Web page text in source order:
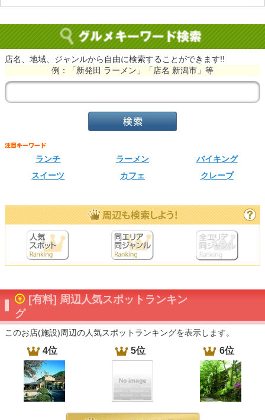
店名、地域、ジャンルから自由に検索することができます!!
例：「新発田 ラーメン」「店名 新潟市」等
ランチ ラーメン
バイキング
スイーツ
カフェ クレープ
[有料] 周辺人気スポットランキン
グ
このお店(施設)周辺の人気スポットランキングを表示します。
4位 5位 6位